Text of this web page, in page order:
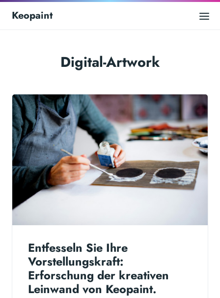
Keopaint
Digital-Artwork
Entfesseln Sie Ihre
Vorstellungskraft:
Erforschung der kreativen
Leinwand von Keopaint.